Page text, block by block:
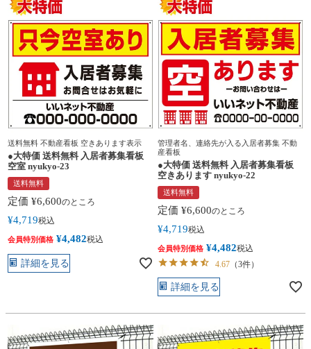
送料無料 不動産看板 空きあります表示
●大特価 送料無料 入居者募集看板
空室 nyukyo-23
送料無料
定価 ¥6,600のところ
¥4,719税込
会員特別価格 ¥4,482税込
詳細を見る
管理者名、連絡先が入る入居者募集 不動
産看板
●大特価 送料無料 入居者募集看板
空きあります nyukyo-22
送料無料
定価 ¥6,600のところ
¥4,719税込
会員特別価格 ¥4,482税込
4.67 （3件）
詳細を見る